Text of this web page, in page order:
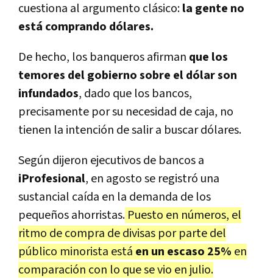
cuestiona al argumento clásico:la gente no
está comprando dólares.
De hecho, los banqueros afirman que los
temores del gobierno sobre el dólar son
infundados, dado que los bancos,
precisamente por su necesidad de caja, no
tienen la intención de salir a buscar dólares.
Según dijeron ejecutivos de bancos a
iProfesional, en agosto se registró una
sustancial caída en la demanda de los
pequeños ahorristas. Puesto en números, el
ritmo de compra de divisas por parte del
público minorista está en un escaso 25% en
comparación con lo que se vio en julio.